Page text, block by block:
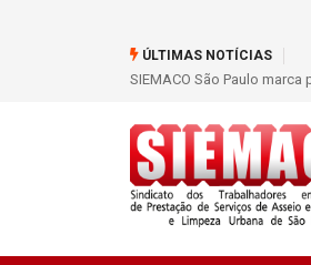
ÚLTIMAS NOTÍCIAS
SIEMACO São Paulo